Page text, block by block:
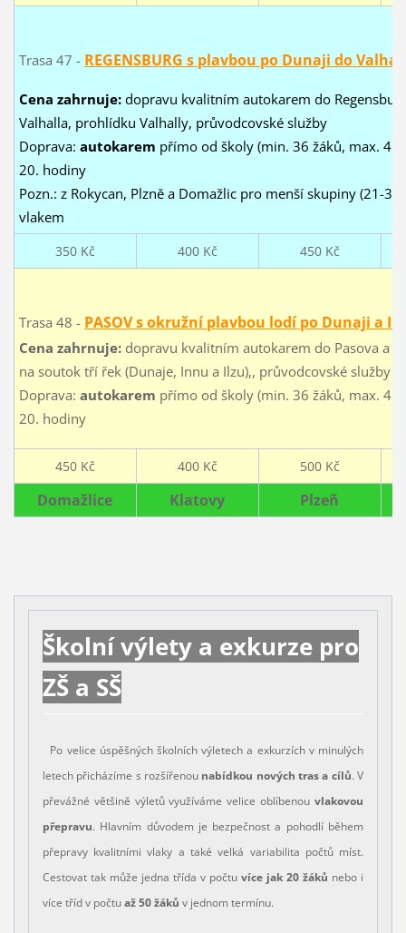
Trasa 47 - REGENSBURG s plavbou po Dunaji do
Cena zahrnuje:dopravu kvalitním autokarem do
Valhalla, prohlídku Valhally, průvodcovské služby
Doprava: autokarem přímo od školy (min. 36 žáků, max.
20. hodiny
Pozn.: z Rokycan, Plzně a Domažlic pro menší skupiny (21-
vlakem
350 Kč 400 Kč 450 Kč
Trasa 48 - PASOV s okružní plavbou lodí po Dunaji a
Cena zahrnuje:dopravu kvalitním autokarem do Pasova a
na soutok tří řek (Dunaje, Innu a Ilzu),, průvodcovské služby
Doprava: autokarem přímo od školy (min. 36 žáků, max.
20. hodiny
450 Kč 400 Kč 500 Kč
Domažlice Klatovy Plzeň
Školní výlety a exkurze pro
ZŠ a SŠ
Po velice úspěšných školních výletech a exkurzích v minulých
letech přicházíme s rozšířenou nabídkou nových tras a cílů. V
převážné většině výletů využíváme velice oblíbenouvlakovou
přepravu. Hlavním důvodem je bezpečnost a pohodlí během
přepravy kvalitními vlaky a také velká variabilita počtů míst.
Cestovat tak může jedna třída v počtuvíce jak 20 žáků nebo i
více tříd v počtuaž 50 žáků v jednom termínu.